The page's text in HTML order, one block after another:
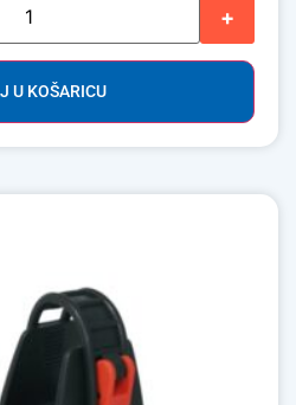
+
U KOŠARICU